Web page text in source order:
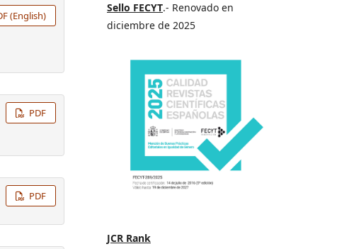
(English)
PDF
PDF
Sello FECYT.- Renovado en
diciembre de 2025
JCR Rank